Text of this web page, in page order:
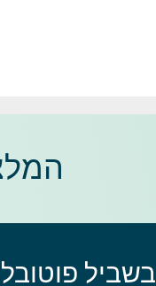
בשביל